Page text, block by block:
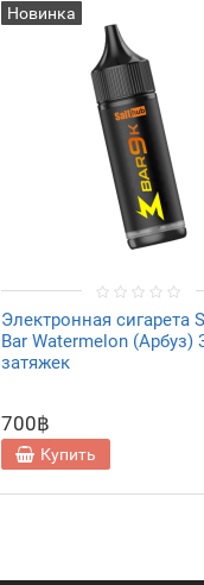
Новинка
Электронная сигарета
Bar Watermelon (Арбуз)
затяжек
700฿
Купить